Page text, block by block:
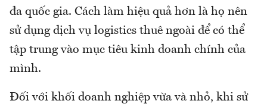
đa quốc gia. Cách làm hiệu quả hơn là họ nên
sử dụng dịch vụ logistics thuê ngoài để có thể
tập trung vào mục tiêu kinh doanh chính của
mình.
Đối với khối doanh nghiệp vừa và nhỏ, khi sử